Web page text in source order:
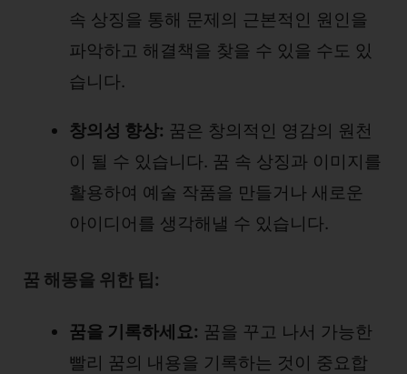
속 상징을 통해 문제의 근본적인 원인을
파악하고 해결책을 찾을 수 있을 수도 있
습니다.
창의성 향상: 꿈은 창의적인 영감의 원천
이 될 수 있습니다. 꿈 속 상징과 이미지를
활용하여 예술 작품을 만들거나 새로운
아이디어를 생각해낼 수 있습니다.
꿈 해몽을 위한 팁:
꿈을 기록하세요: 꿈을 꾸고 나서 가능한
빨리 꿈의 내용을 기록하는 것이 중요합